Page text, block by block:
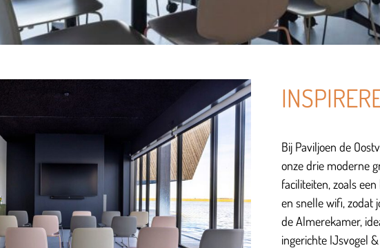
Bij Paviljoen de
onze drie moderne
faciliteiten, zoals
en snelle wifi, zodat
de Almerekamer,
ingerichte IJsvogel